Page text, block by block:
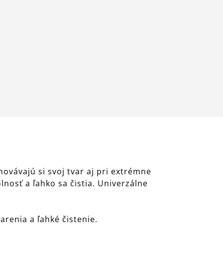
si svoj tvar aj pri extrémne
a ľahko sa čistia. Univerzálne
a ľahké čistenie.